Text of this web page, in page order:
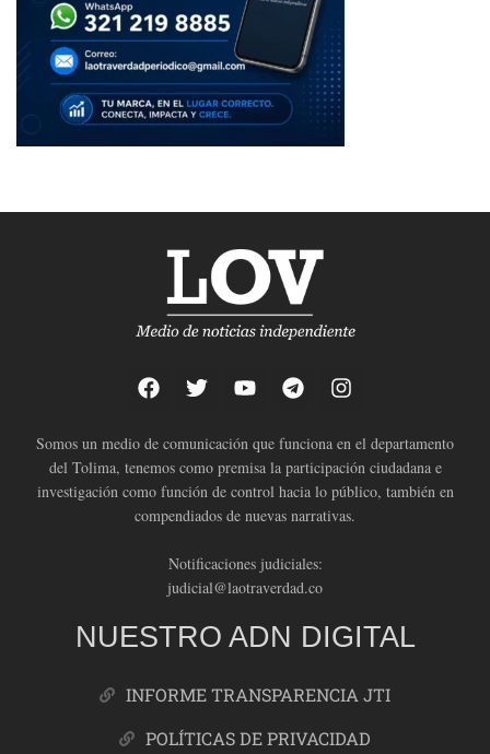
Somos un medio de comunicación que funciona en el departamento
del Tolima, tenemos como premisa la participación ciudadana e
investigación como función de control hacia lo público, también en
compendiados de nuevas narrativas.
Notificaciones judiciales:
judicial@laotraverdad.co
NUESTRO ADN DIGITAL
INFORME TRANSPARENCIA JTI
POLÍTICAS DE PRIVACIDAD